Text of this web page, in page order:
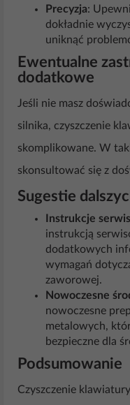
Precyzja:
dokładnie
uniknąć
Ewentualne
dodatkowe
Jeśli nie masz
silnika, czyszczenie
skomplikowane. W
skonsultować się z
Sugestie
Instrukcje
instrukcją
dodatkowych
wymagań
zaworowej.
Nowoczesne
nowoczesne
metalowych,
bezpieczne dla
Podsumowanie
Czyszczenie